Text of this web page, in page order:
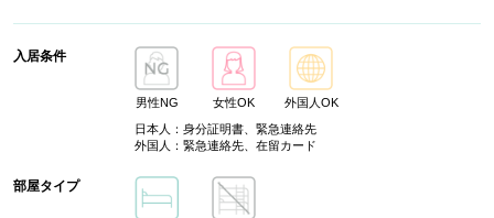
入居条件
男性NG 女性OK
外国人OK
日本人：身分証明書、緊急連絡先
外国人：緊急連絡先、在留カード
部屋タイプ